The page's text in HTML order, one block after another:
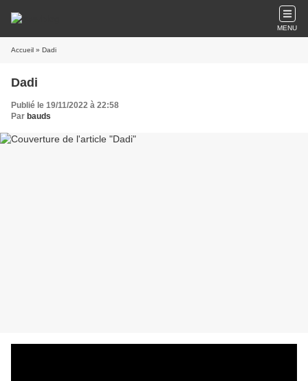
MENU
Accueil » Dadi
Dadi
Publié le 19/11/2022 à 22:58
Par bauds